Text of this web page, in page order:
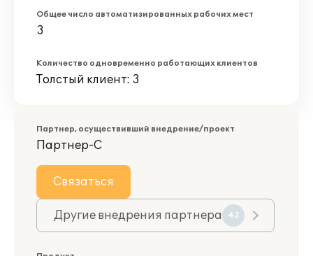
Общее число автоматизированных рабочих мест
3
Количество одновременно работающих клиентов
Толстый клиент: 3
Партнер, осуществивший внедрение/проект
Партнер-С
Связаться
Другие внедрения партнера 42